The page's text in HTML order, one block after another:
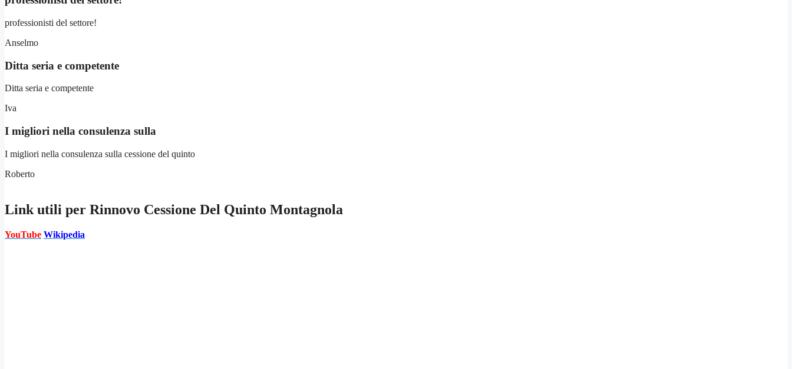
professionisti del settore!
Anselmo
Ditta seria e competente
Ditta seria e competente
Iva
I migliori nella consulenza sulla
I migliori nella consulenza sulla cessione del quinto
Roberto
Link utili per Rinnovo Cessione Del Quinto Montagnola
YouTube Wikipedia